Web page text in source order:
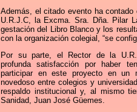
Además, el citado evento ha
U.R.J.C, la Excma. Sra. Dña. Pilar
gestación del Libro Blanco y los
con la organización colegial, “se
Por su parte, el Rector de la
profunda satisfacción por haber
participar en este proyecto en un
novedoso entre colegios y
respaldo institucional y, al mismo
Sanidad, Juan José Güemes.